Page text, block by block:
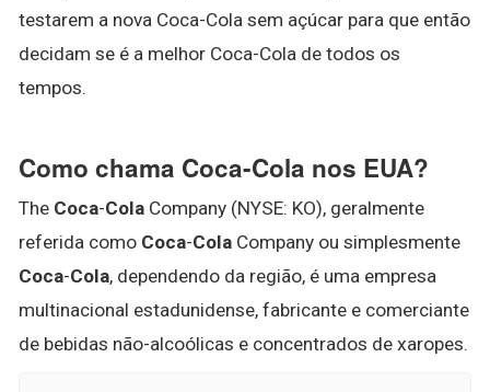
testarem a nova Coca-Cola sem açúcar para que então
decidam se é a melhor Coca-Cola de todos os
tempos.
Como chama Coca-Cola nos EUA?
The Coca-Cola Company (NYSE: KO), geralmente
referida como Coca-Cola Company ou simplesmente
Coca-Cola, dependendo da região, é uma empresa
multinacional estadunidense, fabricante e comerciante
de bebidas não-alcoólicas e concentrados de xaropes.